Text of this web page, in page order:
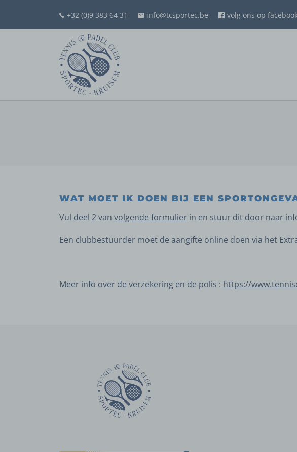
+32 (0)9 383 64 31 info@tcsportec.be volg ons op
WAT MOET IK DOEN BIJ EEN
Vul deel 2 van volgende formulier in en stuur dit door naar
Een clubbestuurder moet de aangifte online doen via het
Meer info over de verzekering en de polis : https://